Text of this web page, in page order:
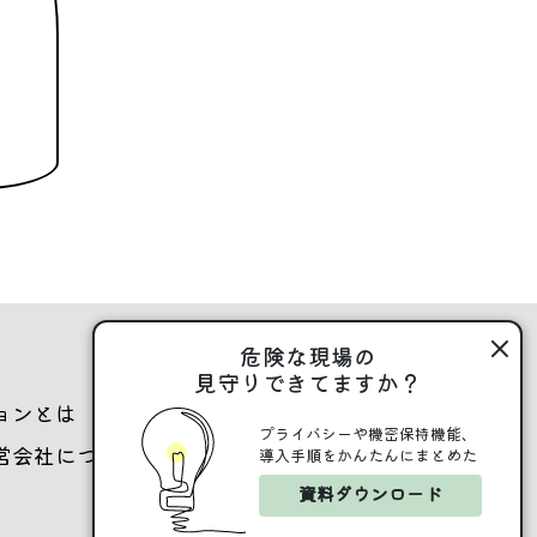
ンとは 危険な現場
会社について
プライバシーポリシー
危険な現場の
見守りできてますか？
プライバシーや機密保持機能、
導入手順をかんたんにまとめた
資料ダウンロード